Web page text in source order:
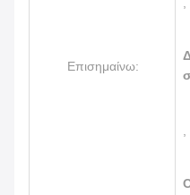
Επισημαίνω: